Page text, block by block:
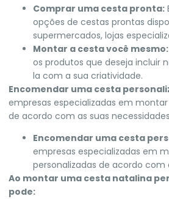
Comprar uma cesta pronta:
opções de cestas prontas
supermercados, lojas
Montar a cesta você mesmo:
os produtos que deseja incluir
la com a sua criatividade.
Encomendar uma cesta
empresas especializadas em
de acordo com as suas
Encomendar uma cesta
empresas especializadas em
personalizadas de acordo com
Ao montar uma cesta natalina
pode: